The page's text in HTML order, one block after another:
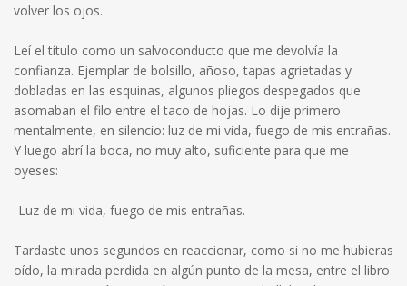
volver los ojos.
Leí el título como un salvoconducto que me devolvía la
confianza. Ejemplar de bolsillo, añoso, tapas agrietadas y
dobladas en las esquinas, algunos pliegos despegados que
asomaban el filo entre el taco de hojas. Lo dije primero
mentalmente, en silencio: luz de mi vida, fuego de mis entrañas.
Y luego abrí la boca, no muy alto, suficiente para que me
oyeses:
-Luz de mi vida, fuego de mis entrañas.
Tardaste unos segundos en reaccionar, como si no me hubieras
oído, la mirada perdida en algún punto de la mesa, entre el libro